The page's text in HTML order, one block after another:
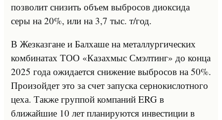
позволит снизить объем выбросов диоксида
серы на 20%, или на 3,7 тыс. т/год.
В Жезказгане и Балхаше на металлургических
комбинатах ТОО «Казахмыс Смэлтинг» до конца
2025 года ожидается снижение выбросов на 50%.
Произойдет это за счет запуска сернокислотного
цеха. Также группой компаний ERG в
ближайшие 10 лет планируются инвестиции в